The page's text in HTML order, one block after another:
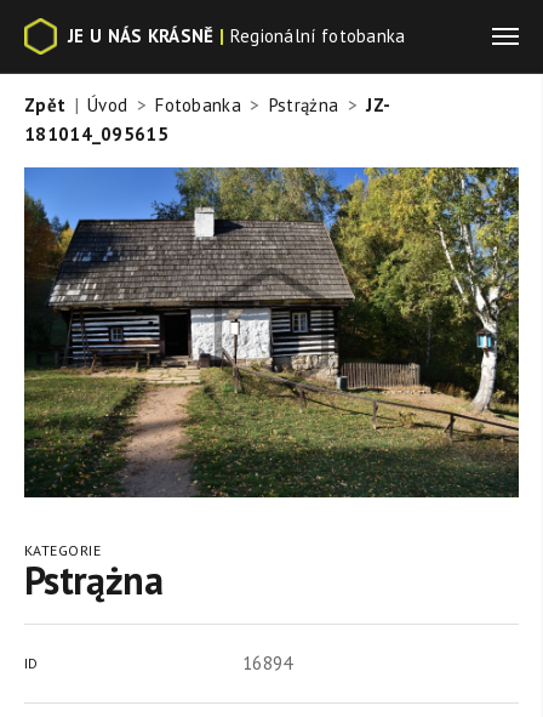
JE U NÁS KRÁSNĚ | Regionální fotobanka
Zpět Úvod Fotobanka Pstrążna
JZ-
181014_095615
KATEGORIE
Pstrążna
ID 16894